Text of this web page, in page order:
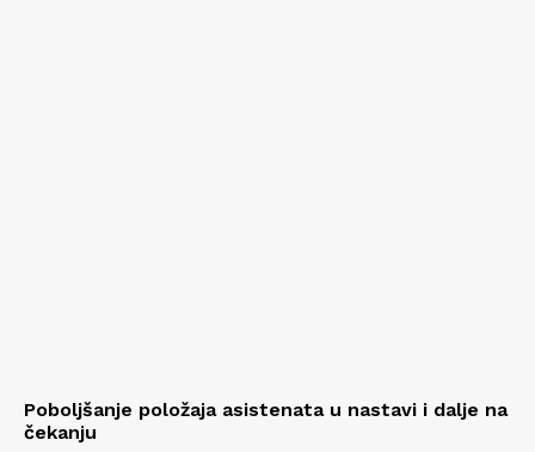
Poboljšanje položaja asistenata u nastavi i dalje na
čekanju